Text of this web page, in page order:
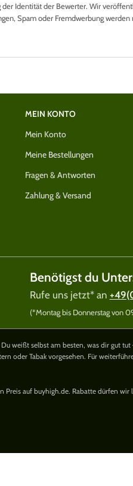
Identität der Bewerter. Wir
Spam oder Fremdwerbung
MEIN KONTO
Mein Konto
Meine Bestellungen
Fragen & Antworten
Zahlung & Versand
Benötigst du
Rufe uns jetzt* an
(*Montag bis Donnerstag von
weißt selbst am besten, was dir gut
oder Tabak vorgesehen. Für
auf buyhigh.de. Rabatte dürfen